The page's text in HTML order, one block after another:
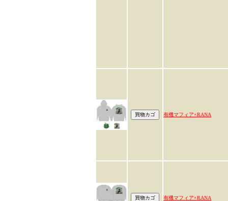
有機マフィア×RANA
有機マフィア×RANA